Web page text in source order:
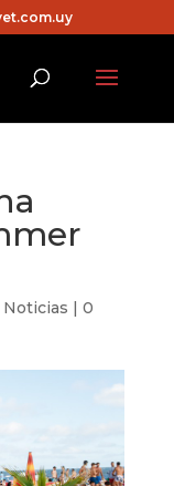
Noticias | 0